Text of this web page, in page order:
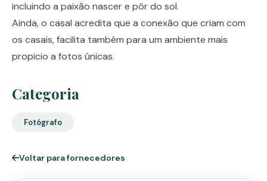
incluindo a paixão nascer e pôr do sol.
Ainda, o casal acredita que a conexão que criam com
os casais, facilita também para um ambiente mais
propicio a fotos únicas.
Categoria
Fotógrafo
Voltar para fornecedores